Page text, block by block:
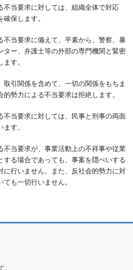
不当要求に対しては、組織全体で対応
確保します。
不当要求に備えて、平素から、警察、暴
ター、弁護士等の外部の専門機関と緊密
ます。
取引関係を含めて、一切の関係をもちま
的勢力による不当要求は拒絶します。
不当要求に対しては、民事と刑事の両面
ます。
不当要求が、事業活動上の不祥事や従業
する場合であっても、事案を隠ぺいする
に行いません。また、反社会的勢力に対
ても一切行いません。